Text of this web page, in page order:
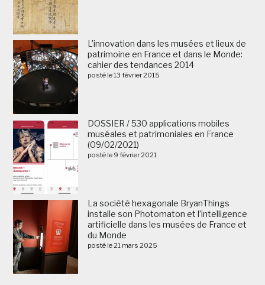
L’innovation dans les musées et lieux de
patrimoine en France et dans le Monde:
cahier des tendances 2014
posté le 13 février 2015
DOSSIER / 530 applications mobiles
muséales et patrimoniales en France
(09/02/2021)
posté le 9 février 2021
La société hexagonale BryanThings
installe son Photomaton et l’intelligence
artificielle dans les musées de France et
du Monde
posté le 21 mars 2025